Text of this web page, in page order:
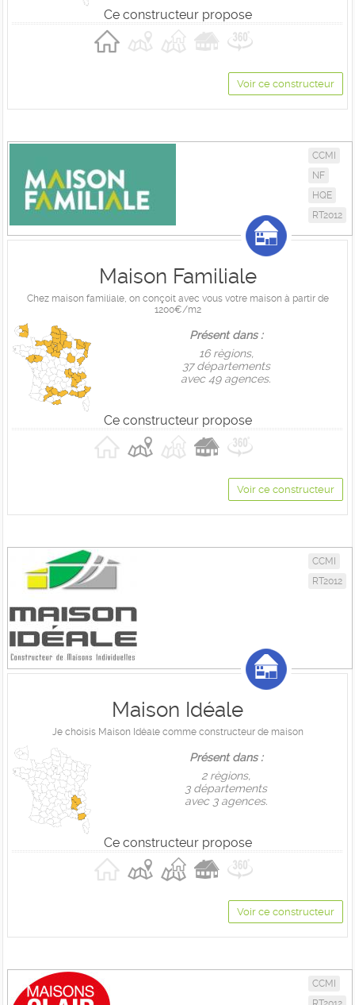
Ce constructeur propose
Voir ce constructeur
CCMI
NF
HQE
RT2012
Maison Familiale
Chez maison familiale, on conçoit avec vous votre maison à partir de
1200€/m2
Présent dans :
16 règions,
37 départements
avec 49 agences.
Ce constructeur propose
Voir ce constructeur
CCMI
RT2012
Maison Idéale
Je choisis Maison Idéale comme constructeur de maison
Présent dans :
2 règions,
3 départements
avec 3 agences.
Ce constructeur propose
Voir ce constructeur
CCMI